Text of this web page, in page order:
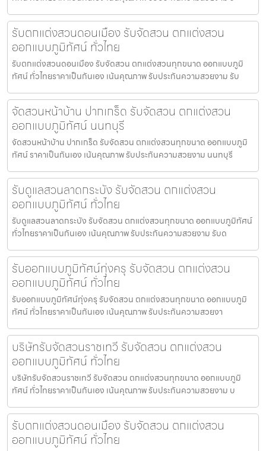
รับตกแต่งสวนดอนเมือง รับจัดสวน ตกแต่งสวน
ออกแบบภูมิทัศน์ ทั่วไทย
รับตกแต่งสวนดอนเมือง รับจัดสวน ตกแต่งสวนทุกขนาด ออกแบบภูมิ
ทัศน์ ทั่วไทยราคาเป็นกันเอง เน้นคุณภาพ รับประกันความสวยงาม รับ
จัดสวนหน้าบ้าน ปากเกร็ด รับจัดสวน ตกแต่งสวน
ออกแบบภูมิทัศน์ นนทบุรี
จัดสวนหน้าบ้าน ปากเกร็ด รับจัดสวน ตกแต่งสวนทุกขนาด ออกแบบภูมิ
ทัศน์ ราคาเป็นกันเอง เน้นคุณภาพ รับประกันความสวยงาม นนทบุรี
รับดูแลสวนลาดกระบัง รับจัดสวน ตกแต่งสวน
ออกแบบภูมิทัศน์ ทั่วไทย
รับดูแลสวนลาดกระบัง รับจัดสวน ตกแต่งสวนทุกขนาด ออกแบบภูมิทัศน์
ทั่วไทยราคาเป็นกันเอง เน้นคุณภาพ รับประกันความสวยงาม รับด
รับออกแบบภูมิทัศน์ทุ่งครุ รับจัดสวน ตกแต่งสวน
ออกแบบภูมิทัศน์ ทั่วไทย
รับออกแบบภูมิทัศน์ทุ่งครุ รับจัดสวน ตกแต่งสวนทุกขนาด ออกแบบภูมิ
ทัศน์ ทั่วไทยราคาเป็นกันเอง เน้นคุณภาพ รับประกันความสวยงา
บริษัทรับจัดสวนราชเทวี รับจัดสวน ตกแต่งสวน
ออกแบบภูมิทัศน์ ทั่วไทย
บริษัทรับจัดสวนราชเทวี รับจัดสวน ตกแต่งสวนทุกขนาด ออกแบบภูมิ
ทัศน์ ทั่วไทยราคาเป็นกันเอง เน้นคุณภาพ รับประกันความสวยงาม บ
รับตกแต่งสวนดอนเมือง รับจัดสวน ตกแต่งสวน
ออกแบบภูมิทัศน์ ทั่วไทย